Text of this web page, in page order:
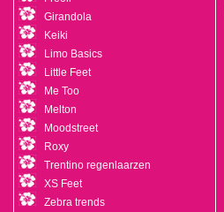
Girandola
Keiki
Limo Basics
Little Feet
Me Too
Melton
Moodstreet
Roxy
Trentino regenlaarzen
XS Feet
Zebra trends